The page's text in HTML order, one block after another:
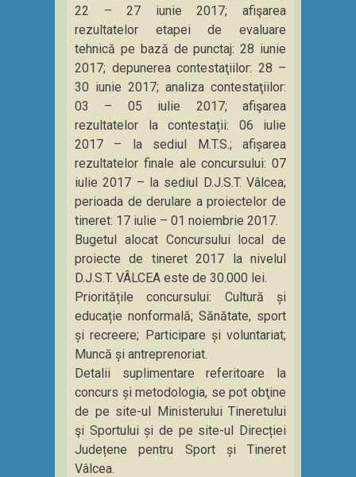
22 – 27 iunie 2017; afişarea
rezultatelor etapei de evaluare
tehnică pe bază de punctaj: 28 iunie
2017; depunerea contestaţiilor: 28 –
30 iunie 2017; analiza contestaţiilor:
03 – 05 iulie 2017; afişarea
rezultatelor la contestații: 06 iulie
2017 – la sediul M.T.S.; afișarea
rezultatelor finale ale concursului: 07
iulie 2017 – la sediul D.J.S.T. Vâlcea;
perioada de derulare a proiectelor de
tineret: 17 iulie – 01 noiembrie 2017.
Bugetul alocat Concursului local de
proiecte de tineret 2017 la nivelul
D.J.S.T. VÂLCEA este de 30.000 lei.
Prioritățile concursului: Cultură și
educație nonformală; Sănătate, sport
și recreere; Participare și voluntariat;
Muncă și antreprenoriat.
Detalii suplimentare referitoare la
concurs și metodologia, se pot obţine
de pe site-ul Ministerului Tineretului
şi Sportului și de pe site-ul Direcției
Județene pentru Sport și Tineret
Vâlcea.